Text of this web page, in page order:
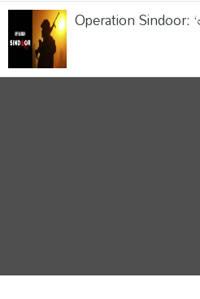
Operation Sindoor: